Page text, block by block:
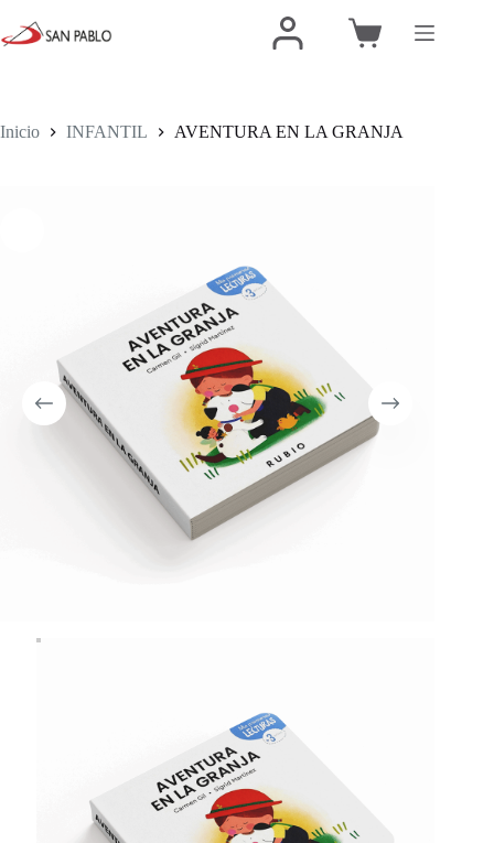
Inicio INFANTIL AVENTURA EN LA GRANJA